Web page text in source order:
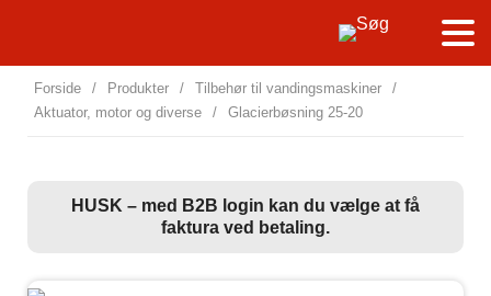
Forside / Produkter / Tilbehør til vandingsmaskiner
/
Aktuator, motor og diverse
/ Glacierbøsning 25-20
HUSK – med B2B login kan du vælge at få
faktura ved betaling.